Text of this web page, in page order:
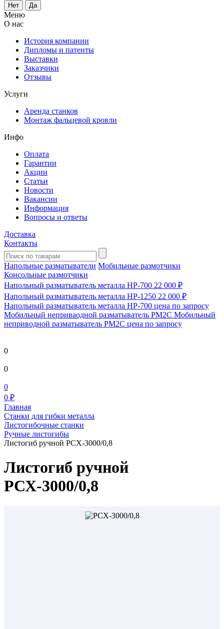
Нет Да
Меню
О нас
История компании
Дипломы и патенты
Выставки
Заказчики
Отзывы
Услуги
Аренда станков
Монтаж фальцевой кровли
Инфо
Оплата
Гарантии
Акции
Статьи
Новости
Вакансии
Информация
Вопросы и ответы
Доставка
Контакты
Напольные разматыватели Мобильные размотчики
Консольные размотчики
Напольный разматыватель металла HP-700 22 000 ₽
Напольный разматыватель металла HP-1250 22 000 ₽
Напольный разматыватель металла HP-700 цена по запросу
Мобильный непривaодной разматыватель РМ2С Мобильный
неприводной разматыватель РМ2С цена по запросу
0
0
0
0 ₽
Главная
Станки для гибки металла
Листогибочные станки
Ручные листогибы
Листогиб ручной РСХ-3000/0,8
Листогиб ручной
РСХ-3000/0,8